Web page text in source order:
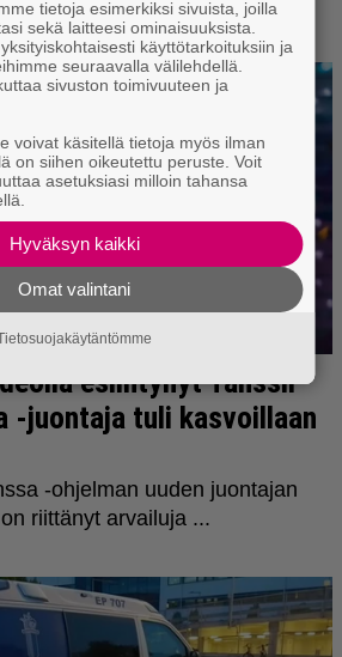
tietoja esimerkiksi sivuista, joilla
sekä laitteesi ominaisuuksista.
käyttötarkoituksiin ja
seuraavalla välilehdellä.
sivuston toimivuuteen ja
voivat käsitellä tietoja myös ilman
on siihen oikeutettu peruste. Voit
asetuksiasi milloin tahansa
Hyväksyn kaikki
Omat valintani